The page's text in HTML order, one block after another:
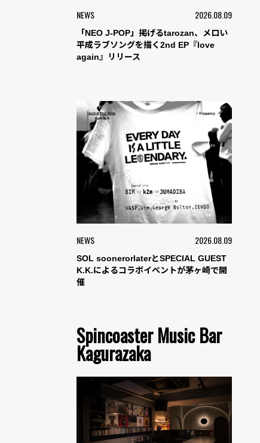
NEWS 2026.08.09
「NEO J-POP」掲げるtarozan、メロい
平成ラブソングを描く2nd EP『love
again』リリース
NEWS 2026.08.09
SOL soonerorlaterとSPECIAL GUEST
K.K.によるコラボイベントが茅ヶ崎で開
催
Spincoaster Music Bar
Kagurazaka